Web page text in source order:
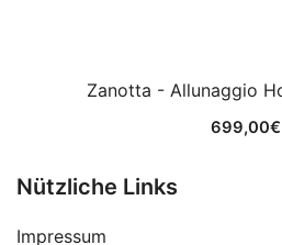
Zanotta - Allunaggio
699,00€
Nützliche Links
Impressum